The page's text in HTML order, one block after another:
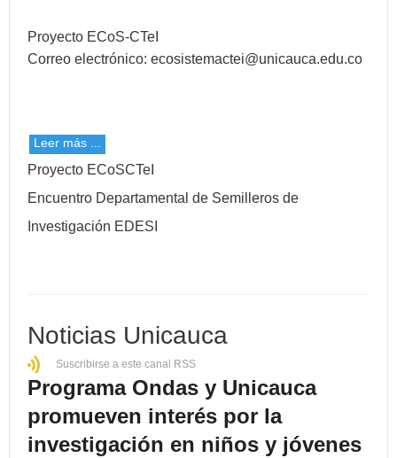
Proyecto ECoS-CTeI
Correo electrónico: ecosistemactei@unicauca.edu.co
Leer más ...
Proyecto ECoSCTeI
Encuentro Departamental de Semilleros de
Investigación EDESI
Noticias Unicauca
Suscribirse a este canal RSS
Programa Ondas y Unicauca
promueven interés por la
investigación en niños y jóvenes